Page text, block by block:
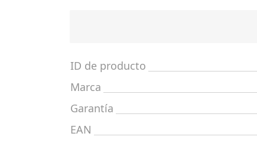
ID de producto
Marca
Garantía
EAN